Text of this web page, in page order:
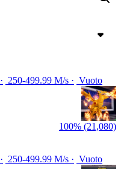
250-499.99 M/s
Vuoto
100% (21,080)
250-499.99 M/s
Vuoto